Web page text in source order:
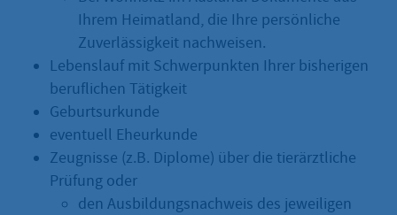
Ihrem Heimatland, die Ihre persönliche
Zuverlässigkeit nachweisen.
Lebenslauf mit Schwerpunkten Ihrer bisherigen
beruflichen Tätigkeit
Geburtsurkunde
eventuell Eheurkunde
Zeugnisse (z.B. Diplome) über die tierärztliche
Prüfung oder
den Ausbildungsnachweis des jeweiligen